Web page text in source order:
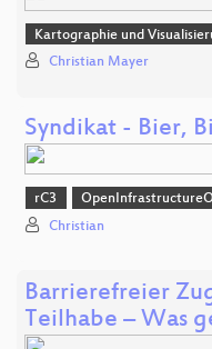
Kartographie und
Christian Mayer
Syndikat - Bier,
rC3
Christian
Barrierefreier
Teilhabe – Was